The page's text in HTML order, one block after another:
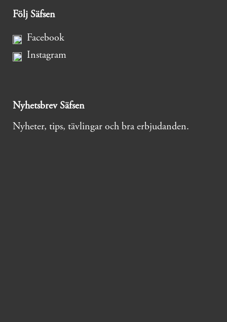
Följ Säfsen
Facebook
Instagram
Nyhetsbrev Säfsen
Nyheter, tips, tävlingar och bra erbjudanden.